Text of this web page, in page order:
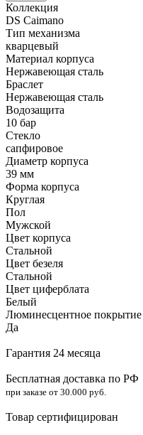
Коллекция
DS Caimano
Тип механизма
кварцевый
Материал корпуса
Нержавеющая сталь
Браслет
Нержавеющая сталь
Водозащита
10 бар
Стекло
сапфировое
Диаметр корпуса
39 мм
Форма корпуса
Круглая
Пол
Мужской
Цвет корпуса
Стальной
Цвет безеля
Стальной
Цвет циферблата
Белый
Люминесцентное покрытие
Да
Гарантия 24 месяца
Бесплатная доставка по РФ
при заказе от 30.000 руб.
Товар сертифицирован